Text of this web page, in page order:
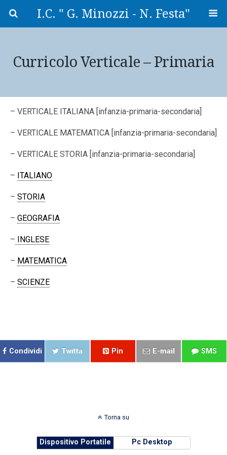
I.C. " G. Minozzi - N. Festa"
Curricolo Verticale – Primaria
– VERTICALE ITALIANA [infanzia-primaria-secondaria]
– VERTICALE MATEMATICA [infanzia-primaria-secondaria]
– VERTICALE STORIA [infanzia-primaria-secondaria]
– ITALIANO
– STORIA
– GEOGRAFIA
– INGLESE
– MATEMATICA
– SCIENZE
Condividi Twitta Pin E-mail SMS
Torna su
Dispositivo Portatile Pc Desktop